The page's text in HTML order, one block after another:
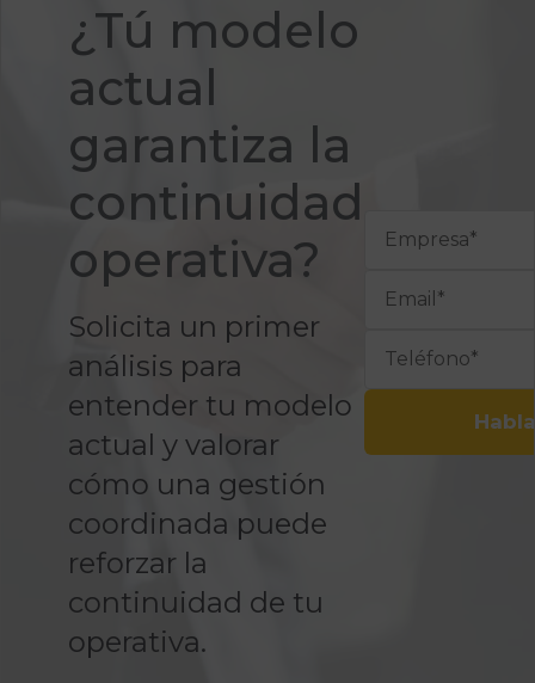
¿Tú modelo
actual
garantiza la
continuidad
operativa?
Solicita un primer
análisis para
entender tu modelo
actual y valorar
cómo una gestión
coordinada puede
reforzar la
continuidad de tu
operativa.